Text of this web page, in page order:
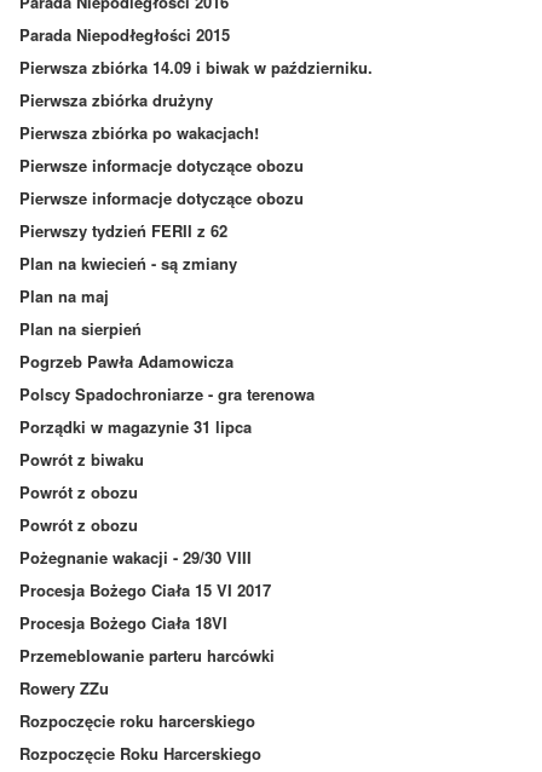
Parada Niepodłegłości 2015
Pierwsza zbiórka 14.09 i biwak w październiku.
Pierwsza zbiórka drużyny
Pierwsza zbiórka po wakacjach!
Pierwsze informacje dotyczące obozu
Pierwsze informacje dotyczące obozu
Pierwszy tydzień FERII z 62
Plan na kwiecień - są zmiany
Plan na maj
Plan na sierpień
Pogrzeb Pawła Adamowicza
Polscy Spadochroniarze - gra terenowa
Porządki w magazynie 31 lipca
Powrót z biwaku
Powrót z obozu
Powrót z obozu
Pożegnanie wakacji - 29/30 VIII
Procesja Bożego Ciała 15 VI 2017
Procesja Bożego Ciała 18VI
Przemeblowanie parteru harcówki
Rowery ZZu
Rozpoczęcie roku harcerskiego
Rozpoczęcie Roku Harcerskiego